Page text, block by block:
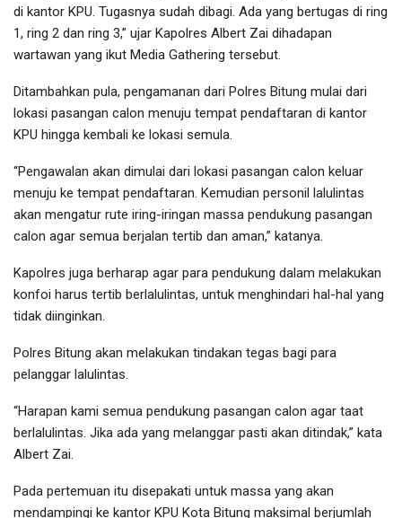
di kantor KPU. Tugasnya sudah dibagi. Ada yang bertugas di ring
1, ring 2 dan ring 3,” ujar Kapolres Albert Zai dihadapan
wartawan yang ikut Media Gathering tersebut.
Ditambahkan pula, pengamanan dari Polres Bitung mulai dari
lokasi pasangan calon menuju tempat pendaftaran di kantor
KPU hingga kembali ke lokasi semula.
“Pengawalan akan dimulai dari lokasi pasangan calon keluar
menuju ke tempat pendaftaran. Kemudian personil lalulintas
akan mengatur rute iring-iringan massa pendukung pasangan
calon agar semua berjalan tertib dan aman,” katanya.
Kapolres juga berharap agar para pendukung dalam melakukan
konfoi harus tertib berlalulintas, untuk menghindari hal-hal yang
tidak diinginkan.
Polres Bitung akan melakukan tindakan tegas bagi para
pelanggar lalulintas.
“Harapan kami semua pendukung pasangan calon agar taat
berlalulintas. Jika ada yang melanggar pasti akan ditindak,” kata
Albert Zai.
Pada pertemuan itu disepakati untuk massa yang akan
mendampingi ke kantor KPU Kota Bitung maksimal berjumlah